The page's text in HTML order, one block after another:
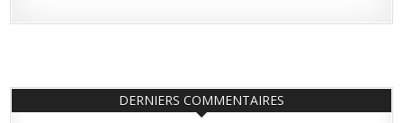
DERNIERS COMMENTAIRES